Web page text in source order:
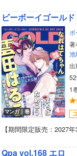
ビーボーイゴール
マンガ｜巻
著
池
出
1
【期間限定販売：2027
Qpa vol.168 エロ